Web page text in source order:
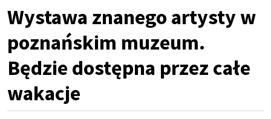
Wystawa znanego artysty w
poznańskim muzeum.
Będzie dostępna przez całe
wakacje